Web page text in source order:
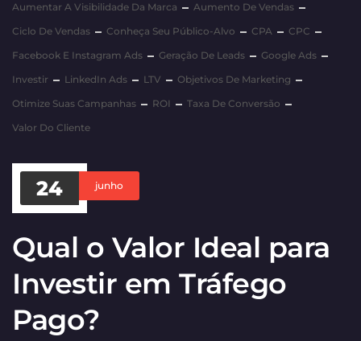
Aumentar A Visibilidade Da Marca
Aumento De Vendas
Ciclo De Vendas
Conheça Seu Público-Alvo CPA
CPC
Facebook E Instagram Ads
Geração De Leads
Google Ads
Investir
LinkedIn Ads LTV
Objetivos De Marketing
Otimize Suas Campanhas
ROI
Taxa De Conversão
Valor Do Cliente
24 junho
Qual o Valor Ideal para
Investir em Tráfego
Pago?